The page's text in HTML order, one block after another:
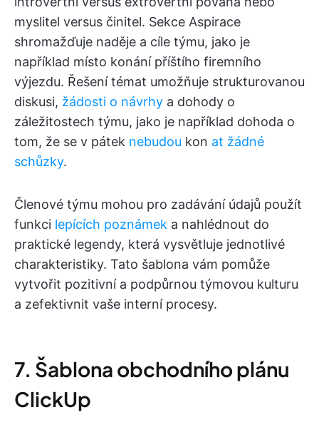
myslitel versus činitel. Sekce Aspirace
shromažďuje naděje a cíle týmu, jako je
například místo konání příštího firemního
výjezdu. Řešení témat umožňuje strukturovanou
diskusi, žádosti o návrhy a dohody o
záležitostech týmu, jako je například dohoda o
tom, že se v pátek nebudou kon at žádné
schůzky.
Členové týmu mohou pro zadávání údajů použít
funkci lepících poznámek a nahlédnout do
praktické legendy, která vysvětluje jednotlivé
charakteristiky. Tato šablona vám pomůže
vytvořit pozitivní a podpůrnou týmovou kulturu
a zefektivnit vaše interní procesy.
7. Šablona obchodního plánu
ClickUp